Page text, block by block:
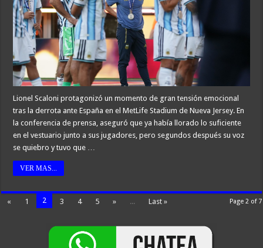
Lionel Scaloni protagonizó un momento de gran tensión emocional
tras la derrota ante España en el MetLife Stadium de Nueva Jersey. En
la conferencia de prensa, aseguró que ya había llorado lo suficiente
en el vestuario junto a sus jugadores, pero segundos después su voz
se quiebro y tuvo que …
VER MAS...
Page 2 of 7
« 1 2 3 4 5 » ... Last »